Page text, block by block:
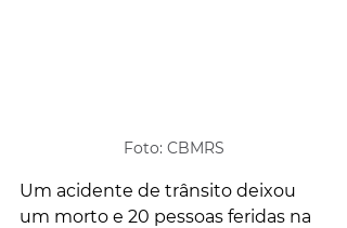
Foto: CBMRS
Um acidente de trânsito deixou
um morto e 20 pessoas feridas na